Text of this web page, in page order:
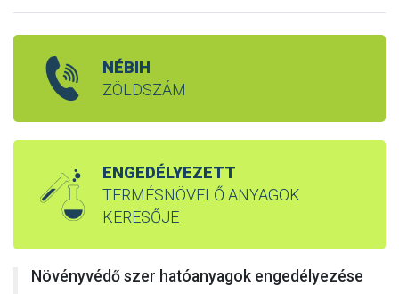
NÉBIH
ZÖLDSZÁM
ENGEDÉLYEZETT
TERMÉSNÖVELŐ ANYAGOK
KERESŐJE
Növényvédő szer hatóanyagok engedélyezése